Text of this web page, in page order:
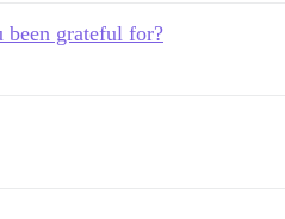
been grateful for?